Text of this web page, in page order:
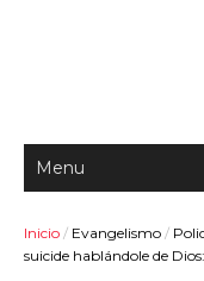
Inicio / Evangelismo /
suicide hablándole de